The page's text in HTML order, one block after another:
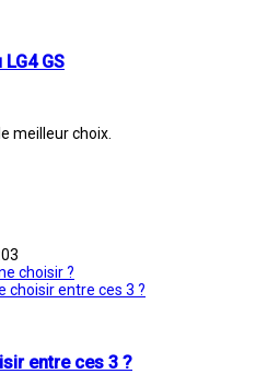
GS
meilleur choix.
choisir ?
choisir entre ces 3 ?
entre ces 3 ?